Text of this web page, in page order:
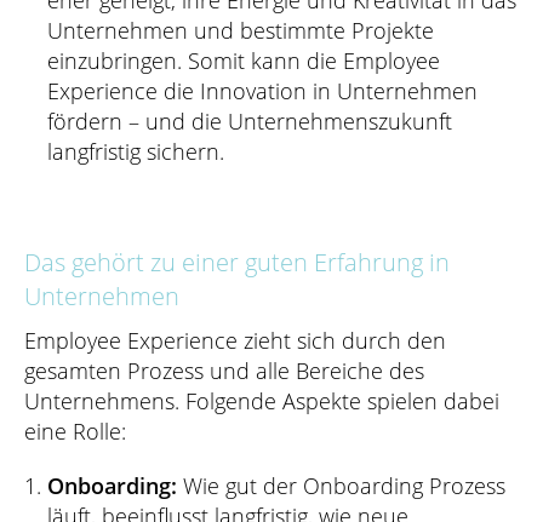
Unternehmen und bestimmte Projekte
einzubringen. Somit kann die Employee
Experience die Innovation in Unternehmen
fördern – und die Unternehmenszukunft
langfristig sichern.
Das gehört zu einer guten Erfahrung in
Unternehmen
Employee Experience zieht sich durch den
gesamten Prozess und alle Bereiche des
Unternehmens. Folgende Aspekte spielen dabei
eine Rolle:
Onboarding: Wie gut der Onboarding Prozess